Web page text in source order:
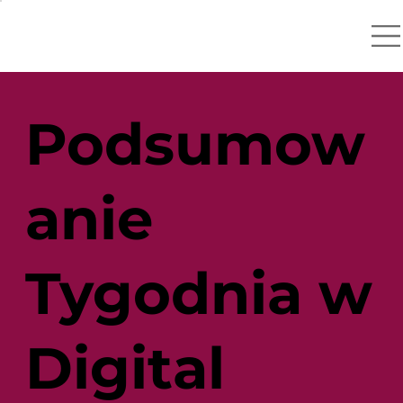
Podsumow
anie
Tygodnia w
Digital